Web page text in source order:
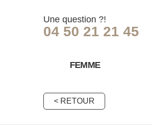
Une question ?!
04 50 21 21 45
FEMME
< RETOUR